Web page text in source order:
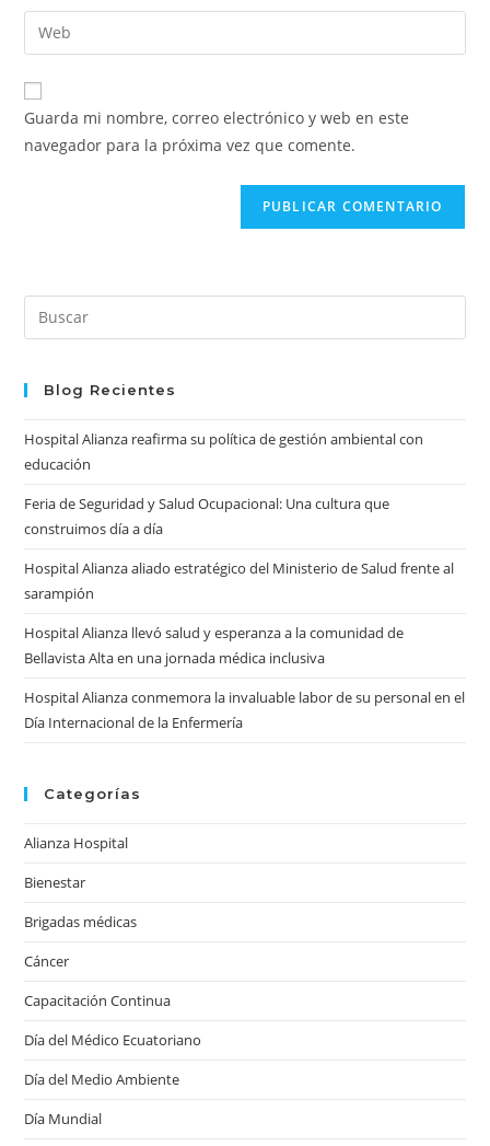
de
usuario
para
comentar
dirección
de
electrónico
para
comentar
Introduce
la
URL
de
Guarda mi nombre, correo electrónico y web en este
navegador para la próxima vez que comente.
Blog Recientes
Hospital Alianza reafirma su política de gestión ambiental con
educación
Feria de Seguridad y Salud Ocupacional: Una cultura que
construimos día a día
Hospital Alianza aliado estratégico del Ministerio de Salud frente al
sarampión
Hospital Alianza llevó salud y esperanza a la comunidad de
Bellavista Alta en una jornada médica inclusiva
Hospital Alianza conmemora la invaluable labor de su personal en el
Día Internacional de la Enfermería
Categorías
Alianza Hospital
Bienestar
Brigadas médicas
Cáncer
Capacitación Continua
Día del Médico Ecuatoriano
Día del Medio Ambiente
Día Mundial